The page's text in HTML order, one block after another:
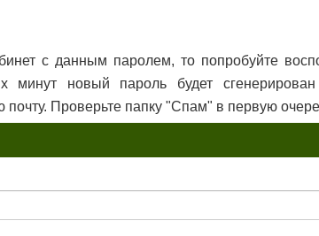
с данным паролем, то попробуйте
минут новый пароль будет
почту. Проверьте папку "Спам" в первую